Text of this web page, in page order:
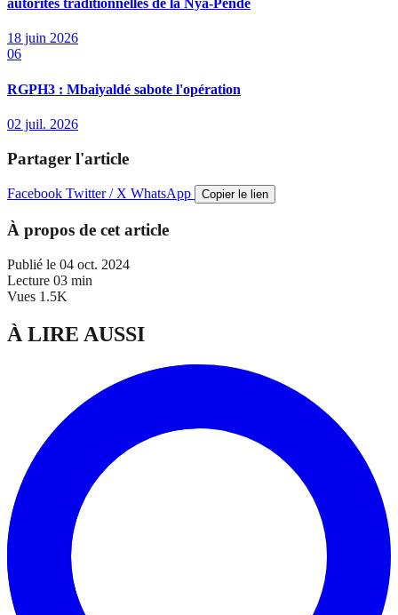
autorités traditionnelles de la Nya-Pendé
18 juin 2026
06
RGPH3 : Mbaiyaldé sabote l'opération
02 juil. 2026
Partager l'article
Facebook Twitter / X WhatsApp Copier le lien
À propos de cet article
Publié le 04 oct. 2024
Lecture 03 min
Vues 1.5K
À LIRE AUSSI